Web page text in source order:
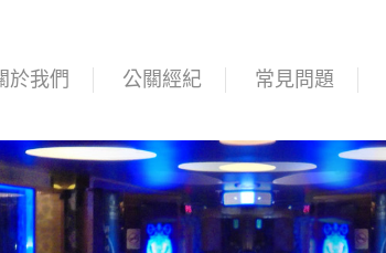
於我們 公關經紀 常見問題